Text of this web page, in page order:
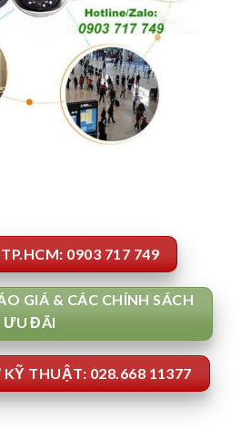
0903 717 749
GIÁ & CÁC CHÍNH SÁCH
ƯU ĐÃI
THUẬT: 028.668 11377